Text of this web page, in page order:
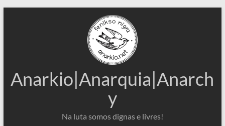
Anarkio|Anarquia|Anarch
y
Na luta somos dignas e livres!